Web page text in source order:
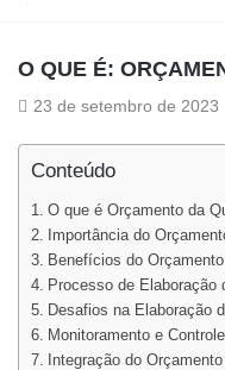
O QUE É:
23 de setembro de 2023
Conteúdo
O que é Orçamento da
Importância do
Benefícios do
Processo de Elaboração
Desafios na Elaboração
Monitoramento e
Integração do